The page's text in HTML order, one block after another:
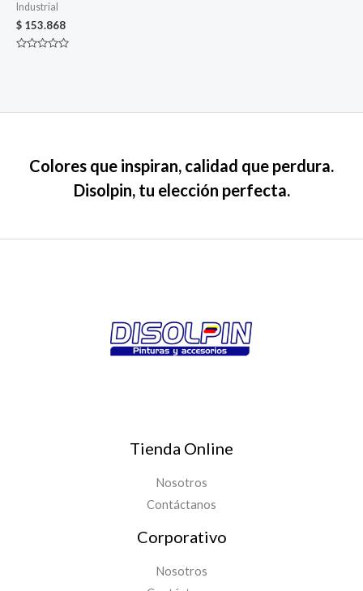
Industrial
$ 153.868
Colores que inspiran, calidad que perdura.
Disolpin, tu elección perfecta.
Tienda Online
Nosotros
Contáctanos
Corporativo
Nosotros